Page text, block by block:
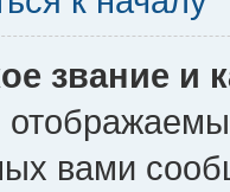
звание и
вами